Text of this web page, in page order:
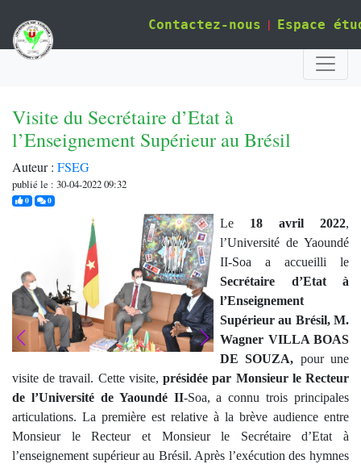
Contactez-nous | Espace
Visite du Secrétaire d’Etat à
l’Enseignement Supérieur au Brésil
Auteur : FSEG
publié le : 30-04-2022 09:32
0j'aime0commentaires
Le 18 avril 2022,
l’Université de Yaoundé
II-Soa a accueilli le
Secrétaire d’Etat à
l’Enseignement
Supérieur au Brésil, M.
Wagner VILLA BOAS
DE SOUZA, pour une
visite de travail. Cette visite,présidée par Monsieur le Recteur
de l’Université de Yaoundé II-Soa, a connu trois principales
articulations. La première est relative à la brève audience entre
Monsieur le Recteur et Monsieur le Secrétaire d’Etat à
l’enseignement supérieur au Brésil. Après l’exécution des hymnes